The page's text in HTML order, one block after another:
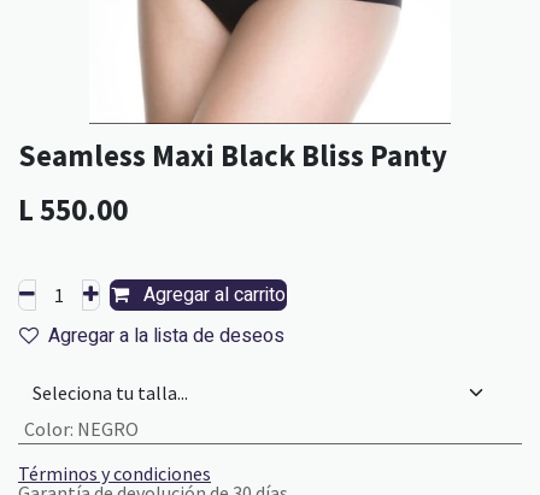
Seamless Maxi Black Bliss Panty
L550.00
Agregar al carrito
Agregar a la lista de deseos
Color: NEGRO
Términos y condiciones